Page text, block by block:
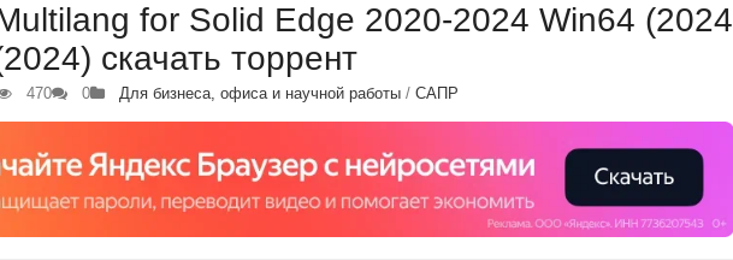
for Solid Edge 2020-2024 Win64 (2024
скачать торрент
470 0 Для бизнеса, офиса и научной работы / САПР